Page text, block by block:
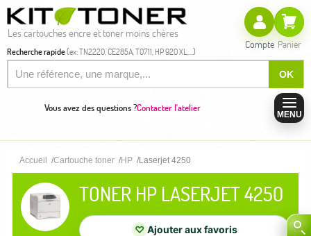
Les cartouches encre et toner moins chères
Recherche rapide(ex: TN2220, CE285A, T0711, HP 920 XL,...)
OK
Compte Panier
Vous avez des questions ?Contacter l'atelier
MENU
Accueil Cartouche toner HP Laserjet 4250
TONER HP LASERJET 4250
♡ Ajouter aux favoris